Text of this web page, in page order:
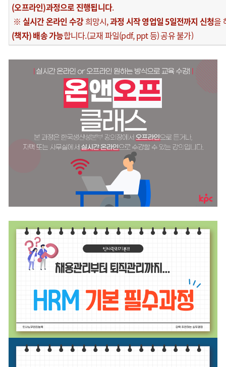
(오프라인)과정으로 진행됩니다.
※ 실시간 온라인 수강희망시,과정 시작 영업일 5일전까지 신청을
(책자) 배송 가능합니다.(교재 파일(pdf, ppt 등) 공유 불가)